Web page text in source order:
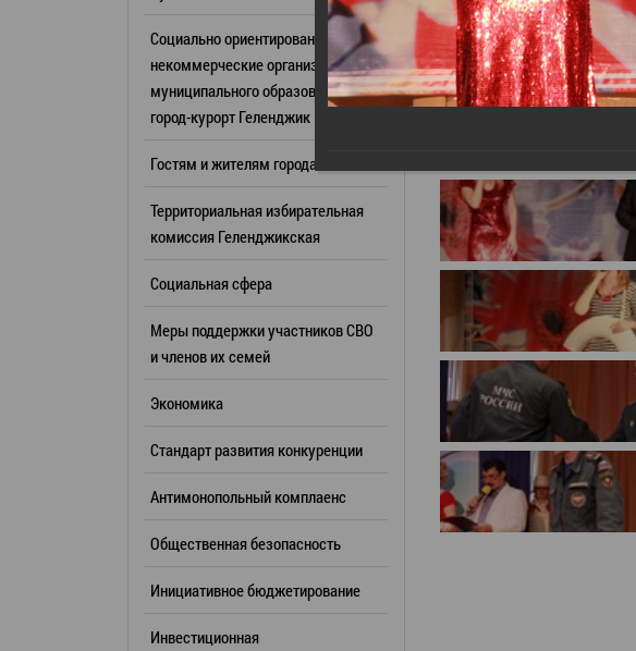
Антимонопольный комплаенс
Общественная безопасность
Инициативное бюджетирование
Инвестиционная
РУКОВОДИТЕЛИ
Список руководителей
Резерв управленческих кадров
Торги
Сведения о нестационарных
субъектов МСП
Участие в программах
Проектная деятельность
Информационные системы
Официальные визиты и рабочие
поездки
Результаты проверок
Профсоюзные организации
Социально ориентированные
некоммерческие организации
муниципального образования
город-курорт Геленджик
Гостям и жителям города
Территориальная избирательная
комиссия Геленджикcкая
Социальная сфера
Меры поддержки участников СВО
и членов их семей
Экономика
Стандарт развития конкуренции
Антимонопольный комплаенс
Общественная безопасность
Инициативное бюджетирование
Инвестиционная